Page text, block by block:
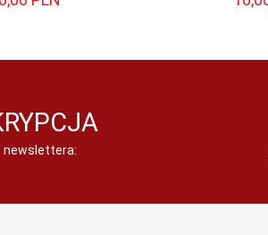
newslettera: